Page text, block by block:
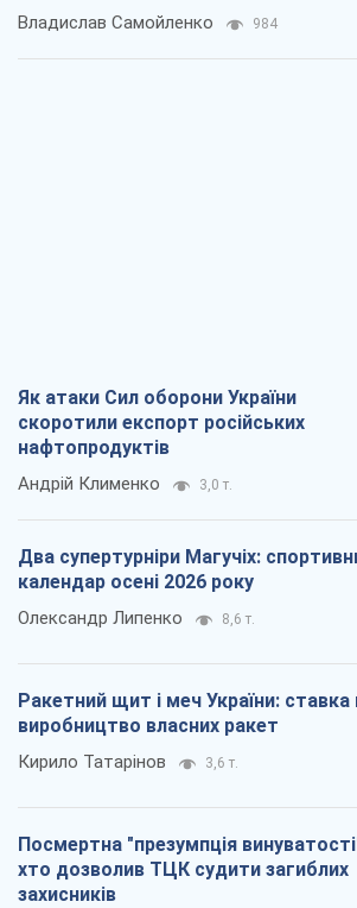
Владислав Самойленко 984
Як атаки Сил оборони України
скоротили експорт російських
нафтопродуктів
Андрій Клименко 3,0 т.
Два супертурніри Магучіх:
календар осені 2026 року
Олександр Липенко 8,6 т.
Ракетний щит і меч України: ставка
виробництво власних ракет
Кирило Татарінов 3,6 т.
Посмертна "презумпція
хто дозволив ТЦК судити загиблих
захисників